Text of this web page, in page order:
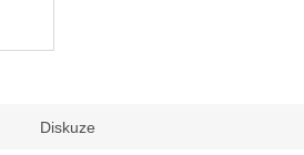
Diskuze